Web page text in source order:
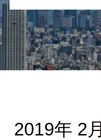
2019年 2月